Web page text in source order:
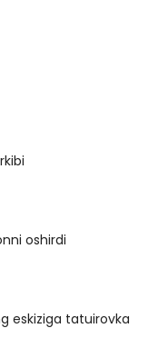
oshirdi
eskiziga tatuirovka